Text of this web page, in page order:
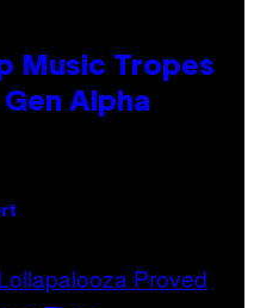
Music Tropes
Alpha